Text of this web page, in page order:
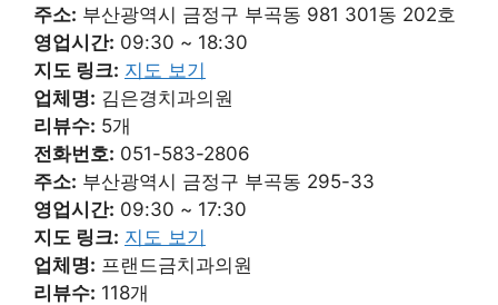
주소: 부산광역시 금정구 부곡동 981 301동 202호
영업시간: 09:30 ~ 18:30
지도 링크: 지도 보기
업체명: 김은경치과의원
리뷰수: 5개
전화번호: 051-583-2806
주소: 부산광역시 금정구 부곡동 295-33
영업시간: 09:30 ~ 17:30
지도 링크: 지도 보기
업체명: 프랜드금치과의원
리뷰수: 118개